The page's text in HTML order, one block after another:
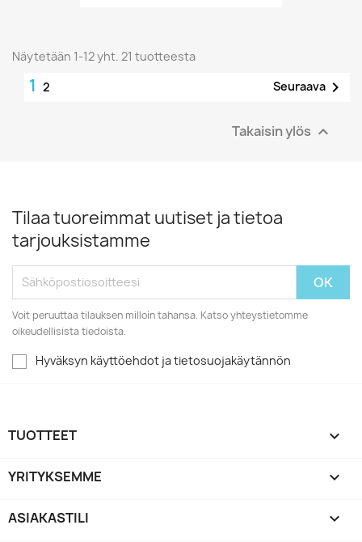
Näytetään 1-12 yht. 21 tuotteesta
1 2 Seuraava 
Takaisin ylös 
Tilaa tuoreimmat uutiset ja tietoa
tarjouksistamme
Voit peruuttaa tilauksen milloin tahansa. Katso yhteystietomme
oikeudellisista tiedoista.
Hyväksyn käyttöehdot ja tietosuojakäytännön
TUOTTEET 
YRITYKSEMME 
ASIAKASTILI 